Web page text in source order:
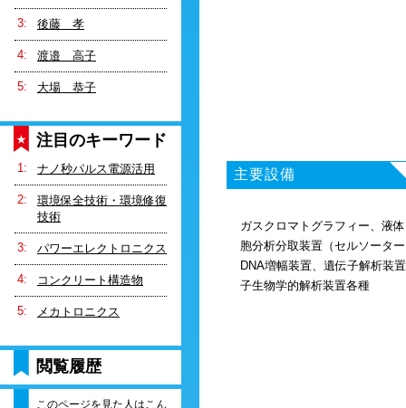
後藤 孝
渡邉 高子
大場 恭子
注目のキーワード
ナノ秒パルス電源活用
環境保全技術・環境修復
技術
パワーエレクトロニクス
コンクリート構造物
メカトロニクス
閲覧履歴
このページを見た人はこん
主要設備
ガスクロマトグラフィー、液
胞分析分取装置（セルソータ
DNA増幅装置、遺伝子解析装
子生物学的解析装置各種